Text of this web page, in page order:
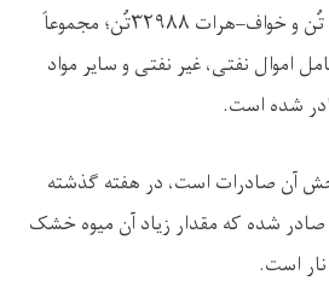
تُن و خواف–هرات ۳۲۹۸۸تُن؛ مجموعاً
اموال نفتی، غیر نفتی و سایر مواد
شده است.
آن صادرات است، در هفته گذشته
صادر شده که مقدار زیاد آن میوه خشک
است.